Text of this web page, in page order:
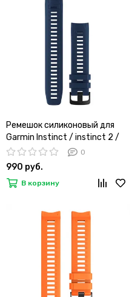
Ремешок силиконовый для
Garmin Instinct / instinct 2 /
Instinct Crossover 22 мм
оригинальное крепление
(Темно-синий)
0
990 руб.
В корзину